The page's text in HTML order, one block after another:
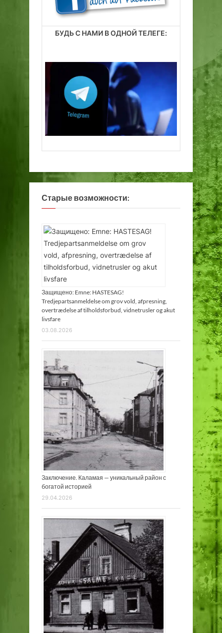
БУДЬ С НАМИ В ОДНОЙ ТЕЛЕГЕ:
Старые возможности:
Защищено: Emne: HASTESAG!
Tredjepartsanmeldelse om grov vold, afpresning,
overtrædelse af tilholdsforbud, vidnetrusler og akut
livsfare
03.08.2026
Заключение. Каламая — уникальный район с
богатой историей
29.04.2026